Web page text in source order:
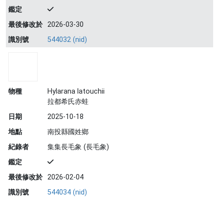
鑑定
最後修改於 2026-03-30
識別號
544032 (nid)
物種
Hylarana latouchii
拉都希氏赤蛙
日期
2025-10-18
地點
南投縣國姓鄉
紀錄者
集集長毛象 (長毛象)
鑑定
最後修改於 2026-02-04
識別號
544034 (nid)